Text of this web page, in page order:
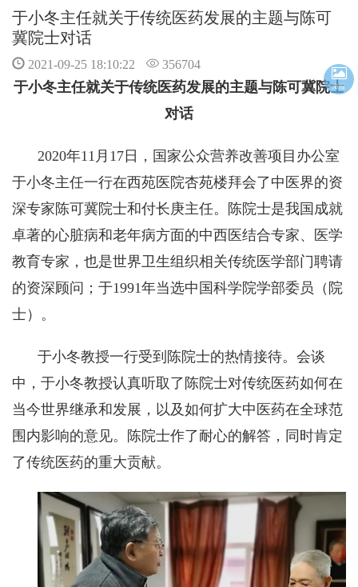
于小冬主任就关于传统医药发展的主题与陈可
冀院士对话
2021-09-25 18:10:22 356704
于小冬主任就关于传统医药发展的主题与陈可冀院士
对话
2020年11月17日，国家公众营养改善项目办公室
于小冬主任一行在西苑医院杏苑楼拜会了中医界的资
深专家陈可冀院士和付长庚主任。陈院士是我国成就
卓著的心脏病和老年病方面的中西医结合专家、医学
教育专家，也是世界卫生组织相关传统医学部门聘请
的资深顾问；于1991年当选中国科学院学部委员（院
士）。
于小冬教授一行受到陈院士的热情接待。会谈
中，于小冬教授认真听取了陈院士对传统医药如何在
当今世界继承和发展，以及如何扩大中医药在全球范
围内影响的意见。陈院士作了耐心的解答，同时肯定
了传统医药的重大贡献。
海报